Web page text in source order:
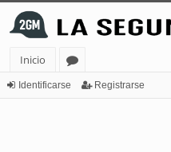
Inicio
or
Identificarse Registrarse